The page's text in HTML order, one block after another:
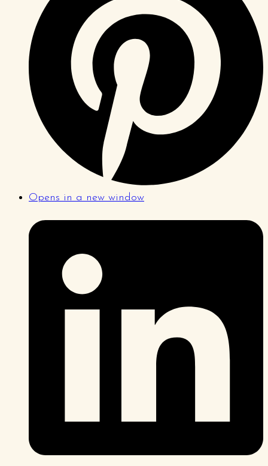
Opens in a new window